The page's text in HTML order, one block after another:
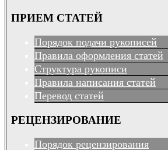
ПРИЕМ СТАТЕЙ
Порядок подачи рукописей
Правила оформления статей
Структура рукописи
Правила написания статей
Перевод статей
РЕЦЕНЗИРОВАНИЕ
Порядок рецензирования